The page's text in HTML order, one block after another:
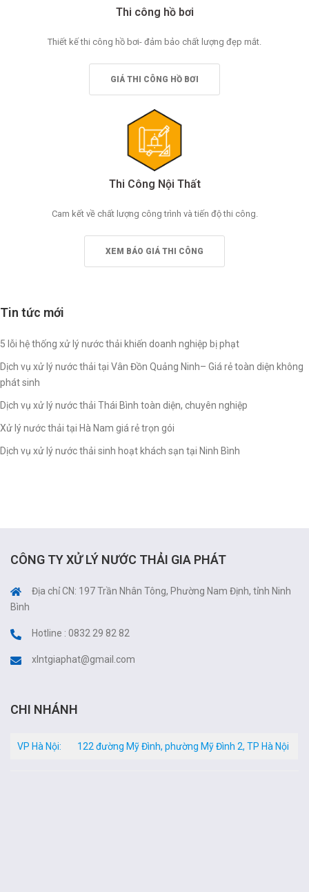
Thi công hồ bơi
Thiết kế thi công hồ bơi- đảm bảo chất lượng đẹp mắt.
GIÁ THI CÔNG HỒ BƠI
Thi Công Nội Thất
Cam kết về chất lượng công trình và tiến độ thi công.
XEM BÁO GIÁ THI CÔNG
Tin tức mới
5 lỗi hệ thống xử lý nước thải khiến doanh nghiệp bị phạt
Dịch vụ xử lý nước thải tại Vân Đồn Quảng Ninh– Giá rẻ toàn diện không
phát sinh
Dịch vụ xử lý nước thải Thái Bình toàn diện, chuyên nghiệp
Xử lý nước thải tại Hà Nam giá rẻ trọn gói
Dịch vụ xử lý nước thải sinh hoạt khách sạn tại Ninh Bình
CÔNG TY XỬ LÝ NƯỚC THẢI GIA PHÁT
Địa chỉ CN: 197 Trần Nhân Tông, Phường Nam Định, tỉnh Ninh
Bình
Hotline : 0832 29 82 82
xlntgiaphat@gmail.com
CHI NHÁNH
VP Hà Nội: 122 đường Mỹ Đình, phường Mỹ Đình 2, TP Hà Nội